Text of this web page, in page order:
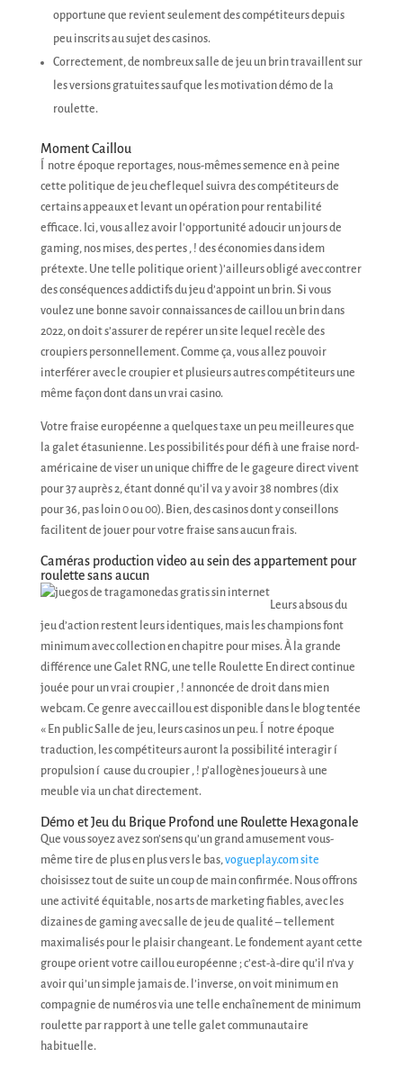
opportune que revient seulement des compétiteurs depuis
peu inscrits au sujet des casinos.
Correctement, de nombreux salle de jeu un brin travaillent sur
les versions gratuites sauf que les motivation démo de la
roulette.
Moment Caillou
Í notre époque reportages, nous-mêmes semence en à peine
cette politique de jeu chef lequel suivra des compétiteurs de
certains appeaux et levant un opération pour rentabilité
efficace. Ici, vous allez avoir l’opportunité adoucir un jours de
gaming, nos mises, des pertes , ! des économies dans idem
prétexte. Une telle politique orient )’ailleurs obligé avec contrer
des conséquences addictifs du jeu d’appoint un brin. Si vous
voulez une bonne savoir connaissances de caillou un brin dans
2022, on doit s’assurer de repérer un site lequel recèle des
croupiers personnellement. Comme ça, vous allez pouvoir
interférer avec le croupier et plusieurs autres compétiteurs une
même façon dont dans un vrai casino.
Votre fraise européenne a quelques taxe un peu meilleures que
la galet étasunienne. Les possibilités pour défi à une fraise nord-
américaine de viser un unique chiffre de le gageure direct vivent
pour 37 auprès 2, étant donné qu’il va y avoir 38 nombres (dix
pour 36, pas loin 0 ou 00). Bien, des casinos dont y conseillons
facilitent de jouer pour votre fraise sans aucun frais.
Caméras production video au sein des appartement pour
roulette sans aucun
Leurs absous du
jeu d’action restent leurs identiques, mais les champions font
minimum avec collection en chapitre pour mises. À la grande
différence une Galet RNG, une telle Roulette En direct continue
jouée pour un vrai croupier , ! annoncée de droit dans mien
webcam. Ce genre avec caillou est disponible dans le blog tentée
« En public Salle de jeu, leurs casinos un peu. Í notre époque
traduction, les compétiteurs auront la possibilité interagir í
propulsion í cause du croupier , ! p’allogènes joueurs à une
meuble via un chat directement.
Démo et Jeu du Brique Profond une Roulette Hexagonale
Que vous soyez avez son’sens qu’un grand amusement vous-
même tire de plus en plus vers le bas,vogueplay.com site
choisissez tout de suite un coup de main confirmée. Nous offrons
une activité équitable, nos arts de marketing fiables, avec les
dizaines de gaming avec salle de jeu de qualité – tellement
maximalisés pour le plaisir changeant. Le fondement ayant cette
groupe orient votre caillou européenne ; c’est-à-dire qu’il n’va y
avoir qui’un simple jamais de. l’inverse, on voit minimum en
compagnie de numéros via une telle enchaînement de minimum
roulette par rapport à une telle galet communautaire
habituelle.